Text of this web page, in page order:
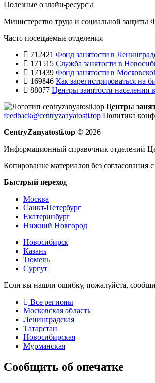
Полезные онлайн-ресурсы
Министерство труда и социальной защиты
Часто посещаемые отделения
712421 Фонд занятости в
171515 Служба занятости в
171439 Фонд занятости в
169846 Как зарегистрироваться на
88077 Центры занятости населения
Центры
feedback@centryzanyatosti.top Политика
CentryZanyatosti.top © 2026
Информационный справочник отделений
Копирование материалов без согласования
Быстрый переход
Москва
Санкт-Петербург
Екатеринбург
Нижний Новгород
Новосибирск
Казань
Тюмень
Сургут
Если вы нашли ошибку, пожалуйста,
Все регионы
Московская область
Ленинградская
Татарстан
Новосибирская
Мурманская
Сообщить об опечатке